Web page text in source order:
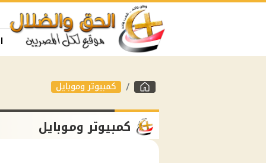
كمبيوتر وموبايل
كمبيوتر وموبايل